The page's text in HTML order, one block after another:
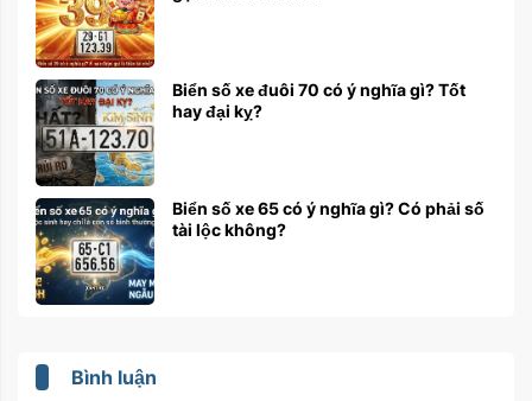
Biển số xe đuôi 70 có ý nghĩa gì? Tốt
hay đại kỵ?
Biển số xe 65 có ý nghĩa gì? Có phải số
tài lộc không?
Bình luận